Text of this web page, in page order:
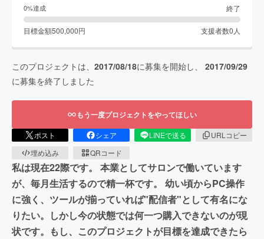
0%達成 終了
目標金額500,000円 支援者数0 人
このプロジェクトは、 2017/08/18に募集を開始し、 2017/09/29
に募集を終了しました
もう一度プロジェクトをやってほしい
ポスト シェア LINEで送る
URLコピー
埋め込み
QRコード
私は現在22際です。 本業としてサロンで働いています
が、毎月生活するので精一杯です。 幼い頃からPC操作
に強く、ツールが揃っていれば"配信者"として有名にな
りたい。しかし今の状態では何一つ購入できないのが現
状です。もし、このプロジェクトが目標を達成できたら